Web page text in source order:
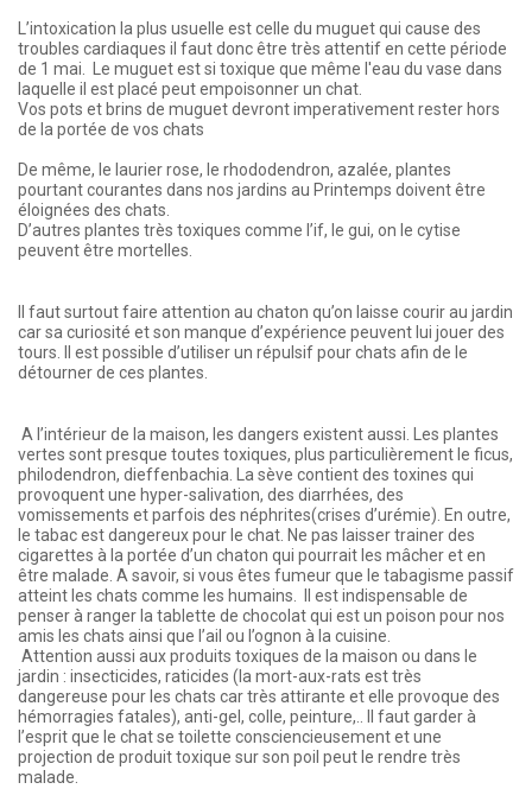
L’intoxication la plus usuelle est celle du muguet qui cause des
troubles cardiaques il faut donc être très attentif en cette période
de 1 mai. Le muguet est si toxique que même l'eau du vase dans
laquelle il est placé peut empoisonner un chat.
Vos pots et brins de muguet devront imperativement rester hors
de la portée de vos chats
De même, le laurier rose, le rhododendron, azalée, plantes
pourtant courantes dans nos jardins au Printemps doivent être
éloignées des chats.
D’autres plantes très toxiques comme l’if, le gui, on le cytise
peuvent être mortelles.
Il faut surtout faire attention au chaton qu’on laisse courir au jardin
car sa curiosité et son manque d’expérience peuvent lui jouer des
tours. Il est possible d’utiliser un répulsif pour chats afin de le
détourner de ces plantes.
A l’intérieur de la maison, les dangers existent aussi. Les plantes
vertes sont presque toutes toxiques, plus particulièrement le ficus,
philodendron, dieffenbachia. La sève contient des toxines qui
provoquent une hyper-salivation, des diarrhées, des
vomissements et parfois des néphrites(crises d’urémie). En outre,
le tabac est dangereux pour le chat. Ne pas laisser trainer des
cigarettes à la portée d’un chaton qui pourrait les mâcher et en
être malade. A savoir, si vous êtes fumeur que le tabagisme passif
atteint les chats comme les humains. Il est indispensable de
penser à ranger la tablette de chocolat qui est un poison pour nos
amis les chats ainsi que l’ail ou l’ognon à la cuisine.
Attention aussi aux produits toxiques de la maison ou dans le
jardin : insecticides, raticides (la mort-aux-rats est très
dangereuse pour les chats car très attirante et elle provoque des
hémorragies fatales), anti-gel, colle, peinture,.. Il faut garder à
l’esprit que le chat se toilette consciencieusement et une
projection de produit toxique sur son poil peut le rendre très
malade.